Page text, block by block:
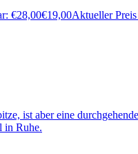
€28,00€19,00Aktueller